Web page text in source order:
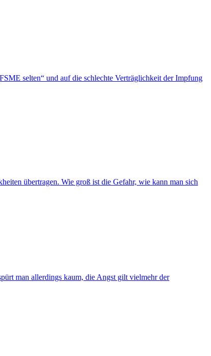
selten“ und auf die schlechte Verträglichkeit der Impfung
übertragen. Wie groß ist die Gefahr, wie kann man sich
man allerdings kaum, die Angst gilt vielmehr der